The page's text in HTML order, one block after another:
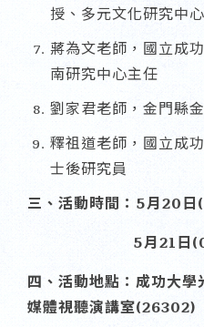
授、多元文化研究中
蔣為文老師，國立成
南研究中心主任
劉家君老師，金門縣
釋祖道老師，國立成
士後研究員
三、活動時間：5月20
5月21日
四、活動地點：成功大
媒體視聽演講室(26302)